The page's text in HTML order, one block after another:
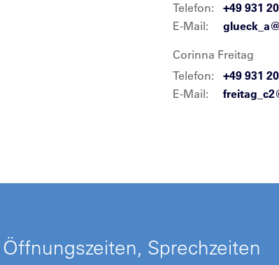
Telefon:
+49 931
E-Mail:
Corinna Freitag
Telefon:
+49 931
E-Mail:
Sprechzeiten